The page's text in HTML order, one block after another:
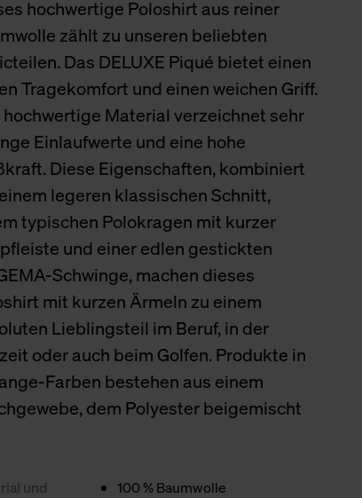
hochwertige Poloshirt aus reiner
zählt zu unseren beliebten
Das DELUXE Piqué bietet einen
Tragekomfort und einen weichen Griff.
hochwertige Material verzeichnet sehr
Einlaufwerte und eine hohe
Diese Eigenschaften, kombiniert
legeren klassischen Schnitt,
typischen Polokragen mit kurzer
und einer edlen gestickten
Schwinge, machen dieses
mit kurzen Ärmeln zu einem
Lieblingsteil im Beruf, in der
oder auch beim Golfen. Produkte in
Farben bestehen aus einem
dem Polyester beigemischt
und
100 % Baumwolle